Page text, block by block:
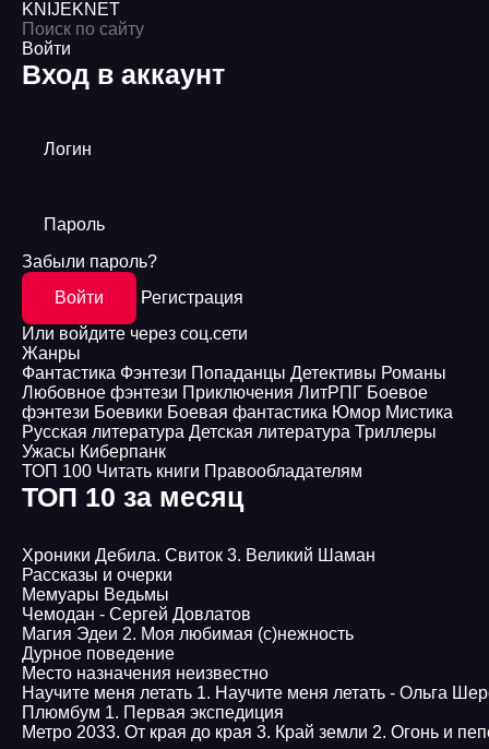
KNIJEKNET
Войти
Вход в аккаунт
Логин
Пароль
Забыли пароль?
Войти
Регистрация
Или войдите через соц.сети
Жанры
Фантастика Фэнтези Попаданцы Детективы Романы
Любовное фэнтези Приключения ЛитРПГ Боевое
фэнтези Боевики Боевая фантастика Юмор Мистика
Русская литература Детская литература Триллеры
Ужасы Киберпанк
ТОП 100 Читать книги Правообладателям
ТОП 10 за месяц
Хроники Дебила. Свиток 3. Великий Шаман
Рассказы и очерки
Мемуары Ведьмы
Чемодан - Сергей Довлатов
Магия Эдеи 2. Моя любимая (с)нежность
Дурное поведение
Место назначения неизвестно
Научите меня летать 1. Научите меня летать - Ольга
Плюмбум 1. Первая экспедиция
Метро 2033. От края до края 3. Край земли 2. Огонь и